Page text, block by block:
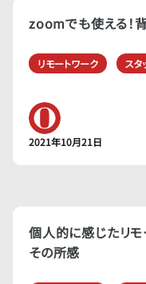
zoomでも使える！
リモートワーク スタ
2021年10月21日
個人的に感じたリモ
その所感